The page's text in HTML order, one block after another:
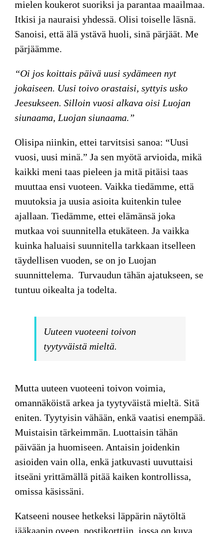
mielen koukerot suoriksi ja parantaa maailmaa.
Itkisi ja nauraisi yhdessä. Olisi toiselle läsnä.
Sanoisi, että älä ystävä huoli, sinä pärjäät. Me
pärjäämme.
“Oi jos koittais päivä uusi sydämeen nyt
jokaiseen. Uusi toivo orastaisi, syttyis usko
Jeesukseen. Silloin vuosi alkava oisi Luojan
siunaama, Luojan siunaama.”
Olisipa niinkin, ettei tarvitsisi sanoa: “Uusi
vuosi, uusi minä.” Ja sen myötä arvioida, mikä
kaikki meni taas pieleen ja mitä pitäisi taas
muuttaa ensi vuoteen. Vaikka tiedämme, että
muutoksia ja uusia asioita kuitenkin tulee
ajallaan. Tiedämme, ettei elämänsä joka
mutkaa voi suunnitella etukäteen. Ja vaikka
kuinka haluaisi suunnitella tarkkaan itselleen
täydellisen vuoden, se on jo Luojan
suunnittelema. Turvaudun tähän ajatukseen, se
tuntuu oikealta ja todelta.
Uuteen vuoteeni toivon
tyytyväistä mieltä.
Mutta uuteen vuoteeni toivon voimia,
omannäköistä arkea ja tyytyväistä mieltä. Sitä
eniten. Tyytyisin vähään, enkä vaatisi enempää.
Muistaisin tärkeimmän. Luottaisin tähän
päivään ja huomiseen. Antaisin joidenkin
asioiden vain olla, enkä jatkuvasti uuvuttaisi
itseäni yrittämällä pitää kaiken kontrollissa,
omissa käsissäni.
Katseeni nousee hetkeksi läppärin näytöltä
jääkaapin oveen, postikorttiin, jossa on kuva